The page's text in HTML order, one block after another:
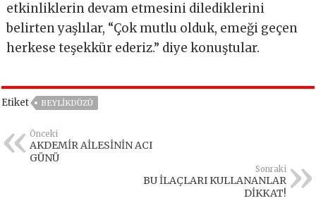
etkinliklerin devam etmesini dilediklerini
belirten yaşlılar, “Çok mutlu olduk, emeği geçen
herkese teşekkür ederiz.” diye konuştular.
Etiket BEYLIKDÜZÜ
Önceki
AKDEMİR AİLESİNİN ACI
GÜNÜ
Sonraki
BU İLAÇLARI KULLANANLAR
DİKKAT!